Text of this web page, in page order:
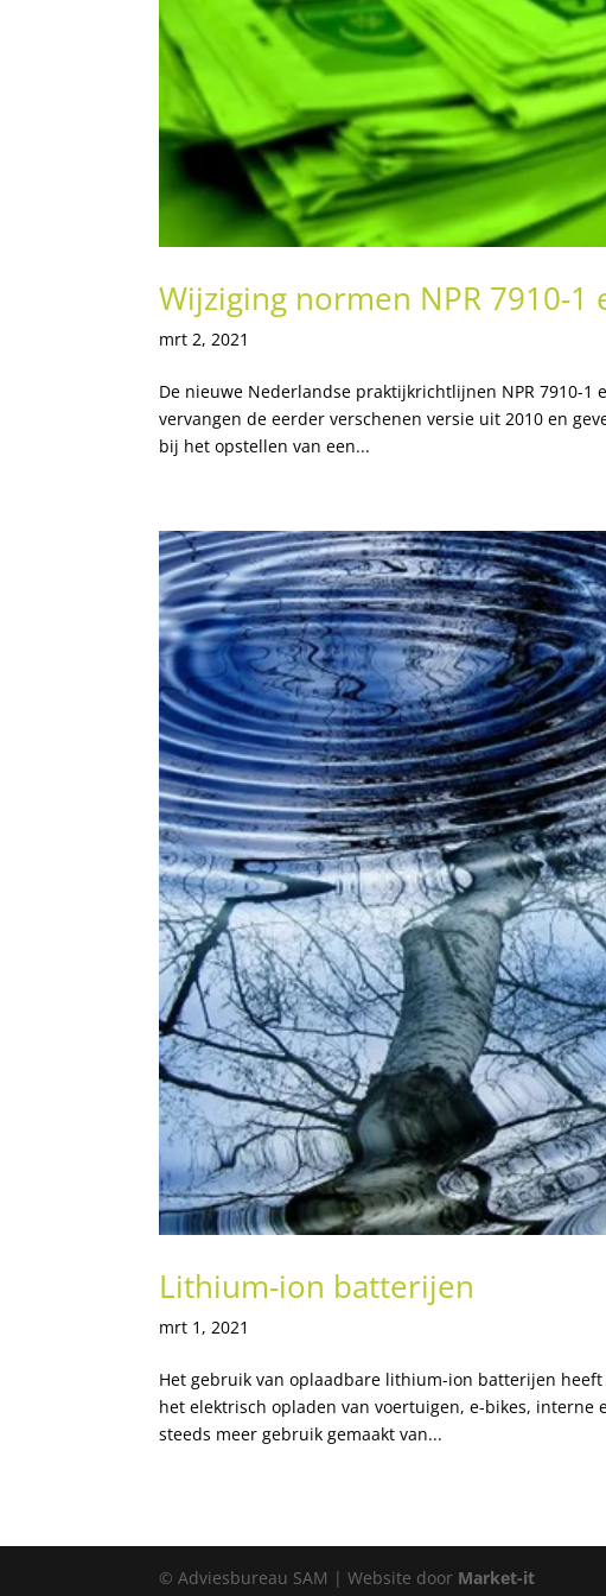
Wijziging normen NPR 7910-1
mrt 2, 2021
De nieuwe Nederlandse praktijkrichtlijnen NPR 7910-
vervangen de eerder verschenen versie uit 2010 en
bij het opstellen van een...
Lithium-ion batterijen
mrt 1, 2021
Het gebruik van oplaadbare lithium-ion batterijen
het elektrisch opladen van voertuigen, e-bikes,
steeds meer gebruik gemaakt van...
© Adviesbureau SAM | Website door Market-it